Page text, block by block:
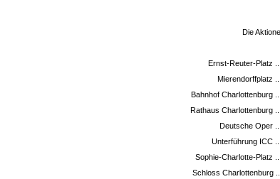
Die
Ernst-Reuter-Platz
Mierendorffplatz
Bahnhof Charlottenburg
Rathaus Charlottenburg
Deutsche Oper
Unterführung ICC
Sophie-Charlotte-Platz
Schloss Charlottenburg